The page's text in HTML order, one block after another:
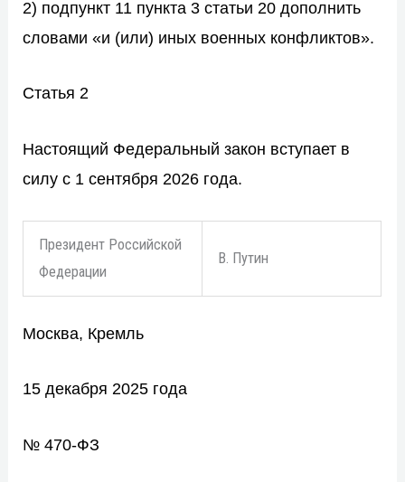
2) подпункт 11 пункта 3 статьи 20 дополнить
словами «и (или) иных военных конфликтов».
Статья 2
Настоящий Федеральный закон вступает в
силу с 1 сентября 2026 года.
Президент Российской
Федерации
В. Путин
Москва, Кремль
15 декабря 2025 года
№ 470-ФЗ